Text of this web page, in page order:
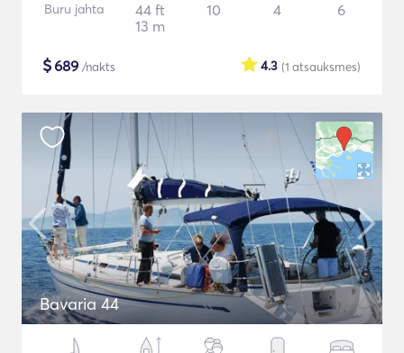
Buru jahta
44 ft
13 m
10 4 6
$689 /nakts (1 atsauksmes)
4.3
Bavaria 44